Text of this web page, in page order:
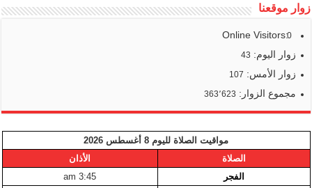
زوار موقعنا
Online Visitors:
0
زوار اليوم: 43
زوار الأمس: 107
مجموع الزوار: 363٬623
مواقيت الصلاة لليوم 8 أغسطس 2026
الصلاة
الأذان
الفجر
3:45 am